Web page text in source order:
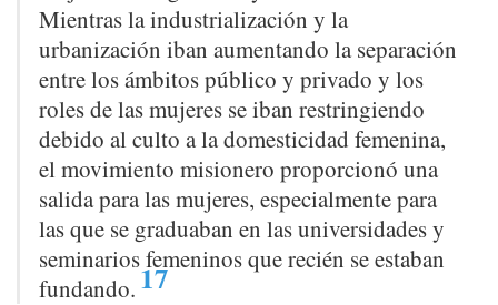
Mientras la industrialización y la
urbanización iban aumentando la separación
entre los ámbitos público y privado y los
roles de las mujeres se iban restringiendo
debido al culto a la domesticidad femenina,
el movimiento misionero proporcionó una
salida para las mujeres, especialmente para
las que se graduaban en las universidades y
seminarios femeninos que recién se estaban
fundando.17